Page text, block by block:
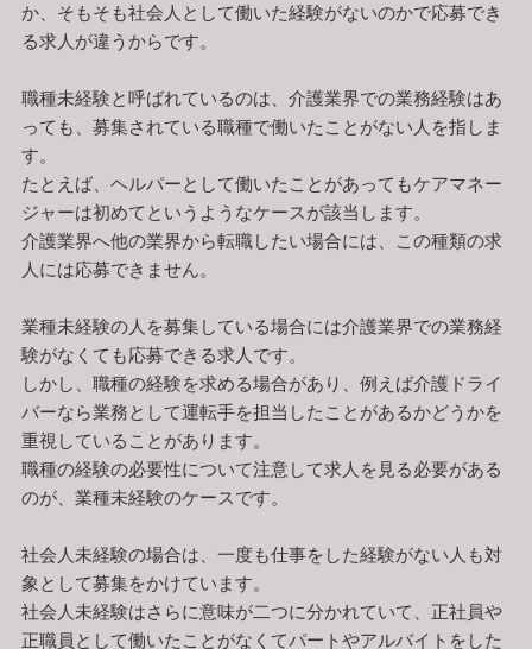
か、そもそも社会人として働いた経験がないのかで応募でき
る求人が違うからです。
職種未経験と呼ばれているのは、介護業界での業務経験はあ
っても、募集されている職種で働いたことがない人を指しま
す。
たとえば、ヘルパーとして働いたことがあってもケアマネー
ジャーは初めてというようなケースが該当します。
介護業界へ他の業界から転職したい場合には、この種類の求
人には応募できません。
業種未経験の人を募集している場合には介護業界での業務経
験がなくても応募できる求人です。
しかし、職種の経験を求める場合があり、例えば介護ドライ
バーなら業務として運転手を担当したことがあるかどうかを
重視していることがあります。
職種の経験の必要性について注意して求人を見る必要がある
のが、業種未経験のケースです。
社会人未経験の場合は、一度も仕事をした経験がない人も対
象として募集をかけています。
社会人未経験はさらに意味が二つに分かれていて、正社員や
正職員として働いたことがなくてパートやアルバイトをした